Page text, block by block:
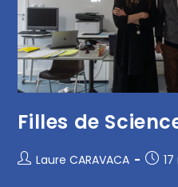
Filles de
Laure CARAVACA